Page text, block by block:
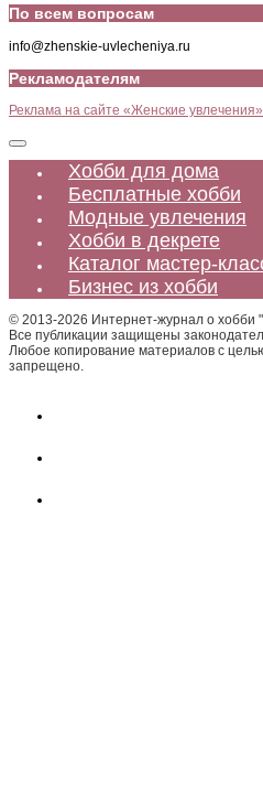
По всем вопросам
info@zhenskie-uvlecheniya.ru
Рекламодателям
Реклама на сайте «Женские увлечения»
Хобби для дома
Бесплатные хобби
Модные увлечения
Хобби в декрете
Каталог мастер-
Бизнес из хобби
© 2013-2026 Интернет-журнал о хобби "
Все публикации защищены
Любое копирование материалов с
запрещено.